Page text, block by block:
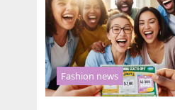
Fashion news